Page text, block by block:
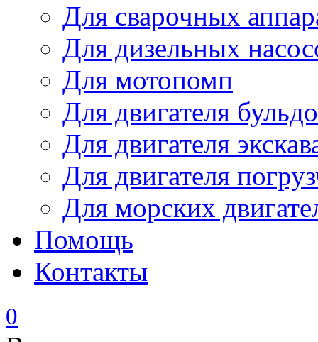
Для сварочных
Для дизельных
Для мотопомп
Для двигателя
Для двигателя
Для двигателя
Для морских
Помощь
Контакты
0